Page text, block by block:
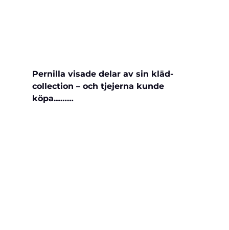
Pernilla visade delar av sin kläd-
collection – och tjejerna kunde
köpa………